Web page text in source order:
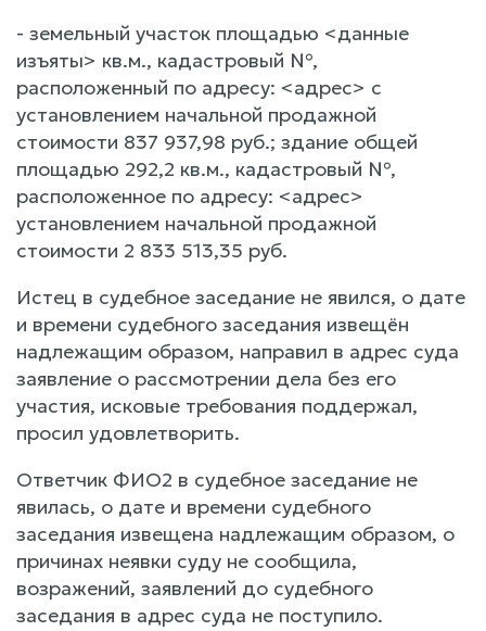
- земельный участок площадью <данные
изъяты> кв.м., кадастровый №,
расположенный по адресу: <адрес> с
установлением начальной продажной
стоимости 837 937,98 руб.; здание общей
площадью 292,2 кв.м., кадастровый №,
расположенное по адресу: <адрес>
установлением начальной продажной
стоимости 2 833 513,35 руб.
Истец в судебное заседание не явился, о дате
и времени судебного заседания извещён
надлежащим образом, направил в адрес суда
заявление о рассмотрении дела без его
участия, исковые требования поддержал,
просил удовлетворить.
Ответчик ФИО2 в судебное заседание не
явилась, о дате и времени судебного
заседания извещена надлежащим образом, о
причинах неявки суду не сообщила,
возражений, заявлений до судебного
заседания в адрес суда не поступило.